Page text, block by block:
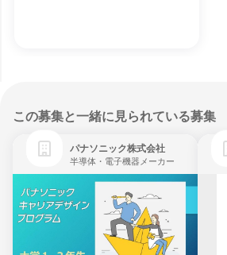
この募集と一緒に見られている募集
パナソニック株式会社
半導体・電子機器メーカー